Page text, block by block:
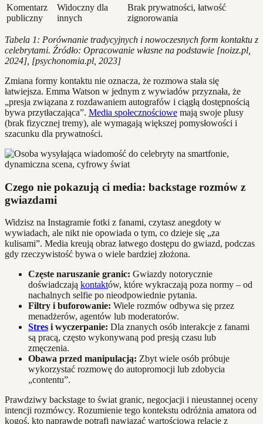
Komentarz
publiczny
Widoczny dla
innych
Brak prywatności, łatwość
zignorowania
Tabela 1: Porównanie tradycyjnych i nowoczesnych form kontaktu z
celebrytami. Źródło: Opracowanie własne na podstawie [noizz.pl,
2024], [psychonomia.pl, 2023]
Zmiana formy kontaktu nie oznacza, że rozmowa stała się
łatwiejsza. Emma Watson w jednym z wywiadów przyznała, że
„presja związana z rozdawaniem autografów i ciągłą dostępnością
bywa przytłaczająca”. Media społecznościowe mają swoje plusy
(brak fizycznej tremy), ale wymagają większej pomysłowości i
szacunku dla prywatności.
Czego nie pokazują ci media: backstage rozmów z
gwiazdami
Widzisz na Instagramie fotki z fanami, czytasz anegdoty w
wywiadach, ale nikt nie opowiada o tym, co dzieje się „za
kulisami”. Media kreują obraz łatwego dostępu do gwiazd, podczas
gdy rzeczywistość bywa o wiele bardziej złożona.
Częste naruszanie granic: Gwiazdy notorycznie
doświadczają kontaktów, które wykraczają poza normy – od
nachalnych selfie po nieodpowiednie pytania.
Filtry i buforowanie: Wiele rozmów odbywa się przez
menadżerów, agentów lub moderatorów.
Stres i wyczerpanie: Dla znanych osób interakcje z fanami
są pracą, często wykonywaną pod presją czasu lub
zmęczenia.
Obawa przed manipulacją: Zbyt wiele osób próbuje
wykorzystać rozmowę do autopromocji lub zdobycia
„contentu”.
Prawdziwy backstage to świat granic, negocjacji i nieustannej oceny
intencji rozmówcy. Rozumienie tego kontekstu odróżnia amatora od
kogoś, kto naprawdę potrafi nawiązać wartościową relację z